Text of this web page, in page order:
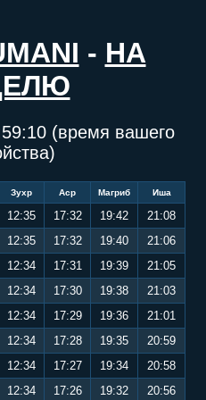
- НА
(время вашего
Зухр Аср Магриб Иша
12:35 17:32 19:42
21:08
12:35 17:32 19:40
21:06
12:34 17:31 19:39
21:05
12:34 17:30 19:38
21:03
12:34 17:29 19:36
21:01
12:34 17:28 19:35
20:59
12:34 17:27 19:34
20:58
12:34 17:26 19:32 20:56